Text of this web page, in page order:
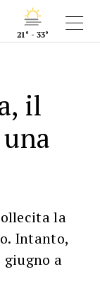
21° - 33°
il
la
Intanto,
giugno a